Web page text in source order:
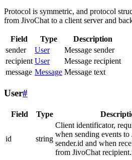
Protocol is symmetric, and protocol
from JivoChat to a client server and
Field Type
Description
sender
User
Message sender
recipient User
Message recipient
message Message Message text
User#
Field Type
id string
Client identificator,
when sending events to
sender.id and when
from JivoChat